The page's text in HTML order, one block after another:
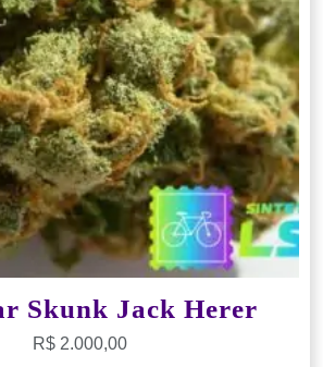
Skunk Jack Herer
R$2.000,00